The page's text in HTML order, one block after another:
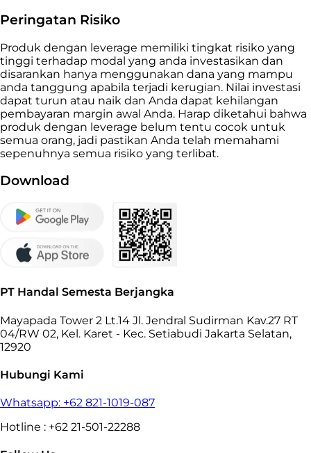
Peringatan Risiko
Produk dengan leverage memiliki tingkat risiko yang
tinggi terhadap modal yang anda investasikan dan
disarankan hanya menggunakan dana yang mampu
anda tanggung apabila terjadi kerugian. Nilai investasi
dapat turun atau naik dan Anda dapat kehilangan
pembayaran margin awal Anda. Harap diketahui bahwa
produk dengan leverage belum tentu cocok untuk
semua orang, jadi pastikan Anda telah memahami
sepenuhnya semua risiko yang terlibat.
Download
PT Handal Semesta Berjangka
Mayapada Tower 2 Lt.14 Jl. Jendral Sudirman Kav.27 RT
04/RW 02, Kel. Karet - Kec. Setiabudi Jakarta Selatan,
12920
Hubungi Kami
Whatsapp: +62 821-1019-087
Hotline : +62 21-501-22288